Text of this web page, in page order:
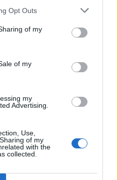
Opt Outs
of my
of my
my
Advertising.
Use,
of my
with the
collected.
steder i
af sted i 2025.
nye opgørelse,
der havde den mest
i en pressemeddelelse.
faldt fra 3
i 2024 til 3 minutter og
mere